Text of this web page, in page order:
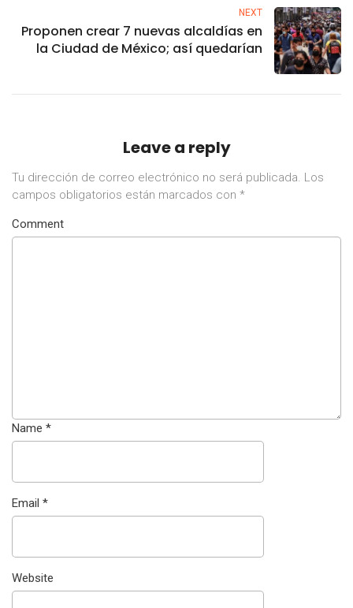
NEXT
Proponen crear 7 nuevas alcaldías en
la Ciudad de México; así quedarían
Leave a reply
Tu dirección de correo electrónico no será publicada. Los
campos obligatorios están marcados con *
Comment
Name *
Email *
Website